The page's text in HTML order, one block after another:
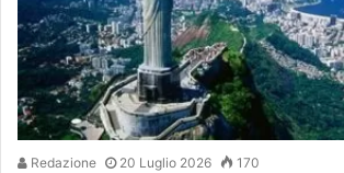
Redazione 20 Luglio 2026 170